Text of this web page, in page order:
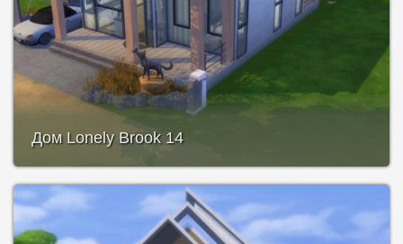
Дом Lonely Brook 14